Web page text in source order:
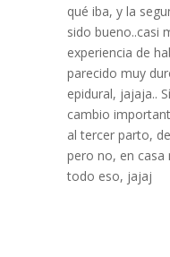
qué iba, y la
sido bueno..casi
experiencia de
parecido muy
epidural, jajaja..
cambio
al tercer parto,
pero no, en casa
todo eso, jajaj